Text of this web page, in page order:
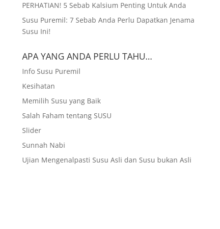
PERHATIAN! 5 Sebab Kalsium Penting Untuk Anda
Susu Puremil: 7 Sebab Anda Perlu Dapatkan Jenama
Susu Ini!
APA YANG ANDA PERLU TAHU…
Info Susu Puremil
Kesihatan
Memilih Susu yang Baik
Salah Faham tentang SUSU
Slider
Sunnah Nabi
Ujian Mengenalpasti Susu Asli dan Susu bukan Asli